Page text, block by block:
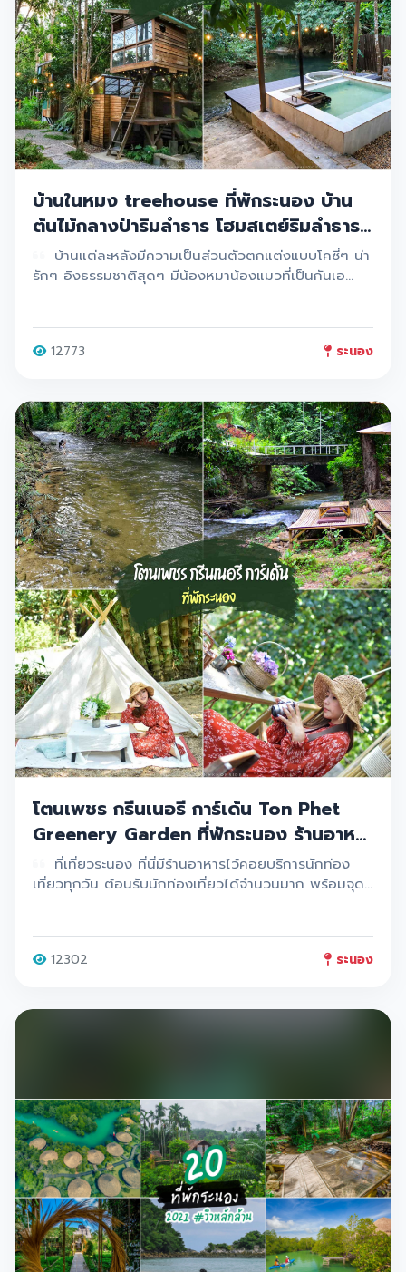
บ้านในหมง treehouse ที่พักระนอง บ้าน
ต้นไม้กลางป่าริมลำธาร โฮมสเตย์ริมลำธาร
ที่ซ่อนตัวท่ามกลางต้นไม้เขียวๆ ร่มรื่น และ
บรรยากาศสดชื่นมากๆ
บ้านแต่ละหลังมีความเป็นส่วนตัวตกแต่งแบบโคซี่ๆ น่า
รักๆ อิงธรรมชาติสุดๆ มีน้องหมาน้องแมวที่เป็นกันเอ
12773 ระนอง
โตนเพชร กรีนเนอรี การ์เด้น Ton Phet
Greenery Garden ที่พักระนอง ร้านอาหาร
และรีสอร์ทสไตล์สวน พร้อมบรรยากาศริม
ลำธาร
ที่เที่ยวระนอง ที่นี่มีร้านอาหารไว้คอยบริการนักท่อง
เที่ยวทุกวัน ต้อนรับนักท่องเที่ยวได้จำนวนมาก พร้อมจุด
12302 ระนอง